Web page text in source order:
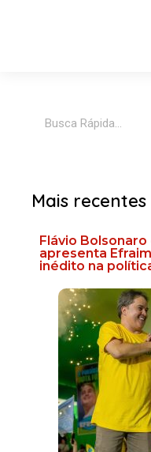
Mais recentes
Flávio
apresenta
inédito na